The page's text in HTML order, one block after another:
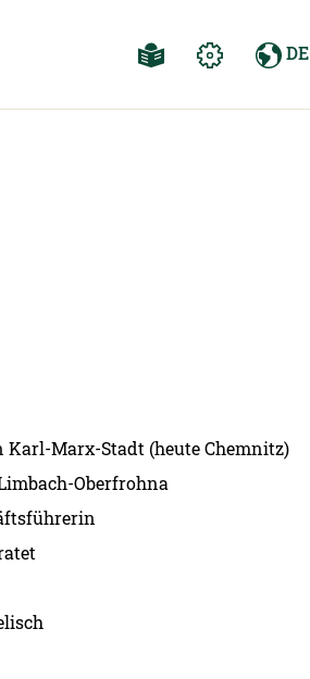
DE
Karl-Marx-Stadt (heute Chemnitz)
Oberfrohna